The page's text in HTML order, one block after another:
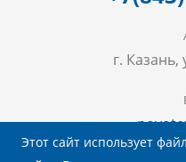
г. Казань,
Этот сайт использует